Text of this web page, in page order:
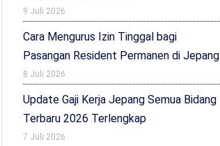
9 Juli 2026
Cara Mengurus Izin Tinggal bagi
Pasangan Resident Permanen di Jepang
8 Juli 2026
Update Gaji Kerja Jepang Semua Bidang
Terbaru 2026 Terlengkap
7 Juli 2026